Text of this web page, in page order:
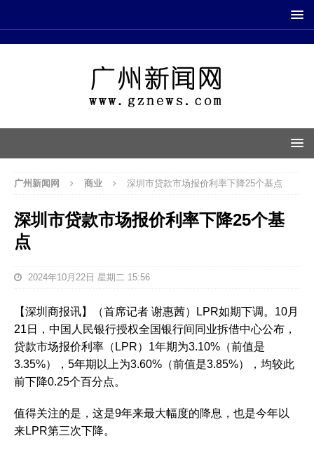
广州新闻网 商业 深圳市贷款市场报价利率下降25个基点
深圳市贷款市场报价利率下降25个基
点
2024年10月22日 星期二 15:56
【深圳商报讯】（首席记者 谢惠茜）LPR如期下调。10月
21日，中国人民银行授权全国银行间同业拆借中心公布，
贷款市场报价利率（LPR）1年期为3.10%（前值是
3.35%），5年期以上为3.60%（前值是3.85%），均较此
前下降0.25个百分点。
值得关注的是，这是9年来最大幅度的降息，也是今年以
来LPR第三次下降。